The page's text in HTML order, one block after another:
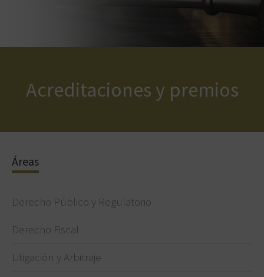
Acreditaciones y premios
Áreas
Derecho Público y Regulatorio
Derecho Fiscal
Litigación y Arbitraje